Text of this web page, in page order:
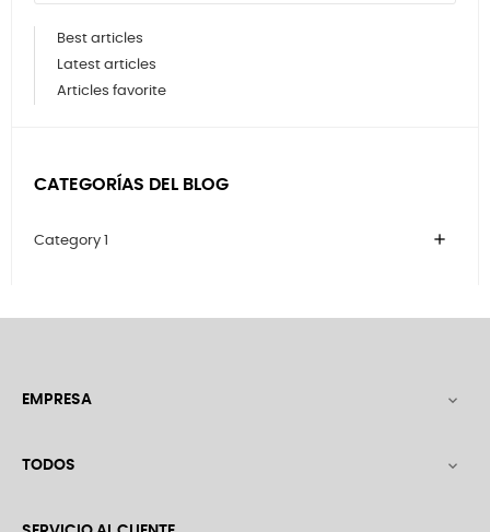
Best articles
Latest articles
Articles favorite
CATEGORÍAS DEL BLOG
Category 1 add
EMPRESA 
TODOS 